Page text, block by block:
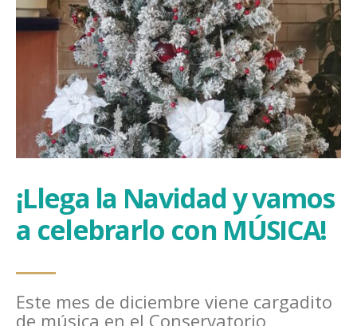
¡Llega la Navidad y vamos
a celebrarlo con MÚSICA!
Este mes de diciembre viene cargadito
de música en el Conservatorio